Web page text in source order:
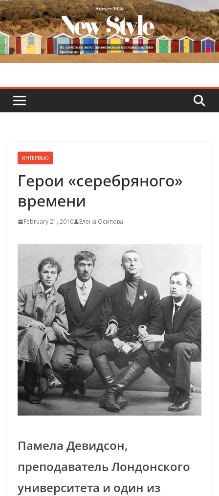
Skip
to
content
ИНТЕРВЬЮ
Герои «серебряного»
времени
February 21, 2010 Елена Осипова
Памела Девидсон,
преподаватель Лондонского
университета и один из